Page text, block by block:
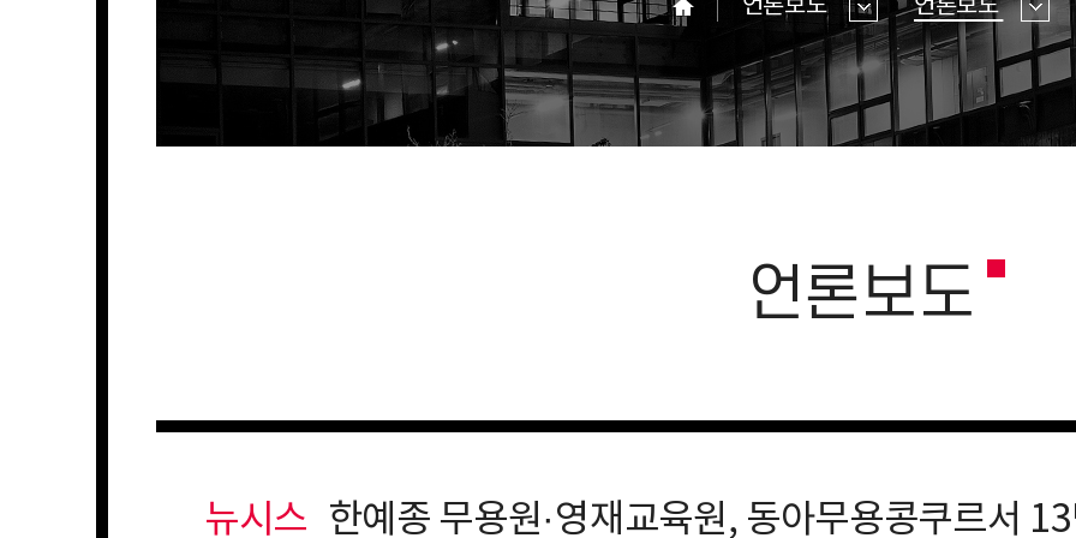
홈 언론보도 언론보도
언론보도
뉴시스 한예종 무용원·영재교육원, 동아무용콩쿠르서